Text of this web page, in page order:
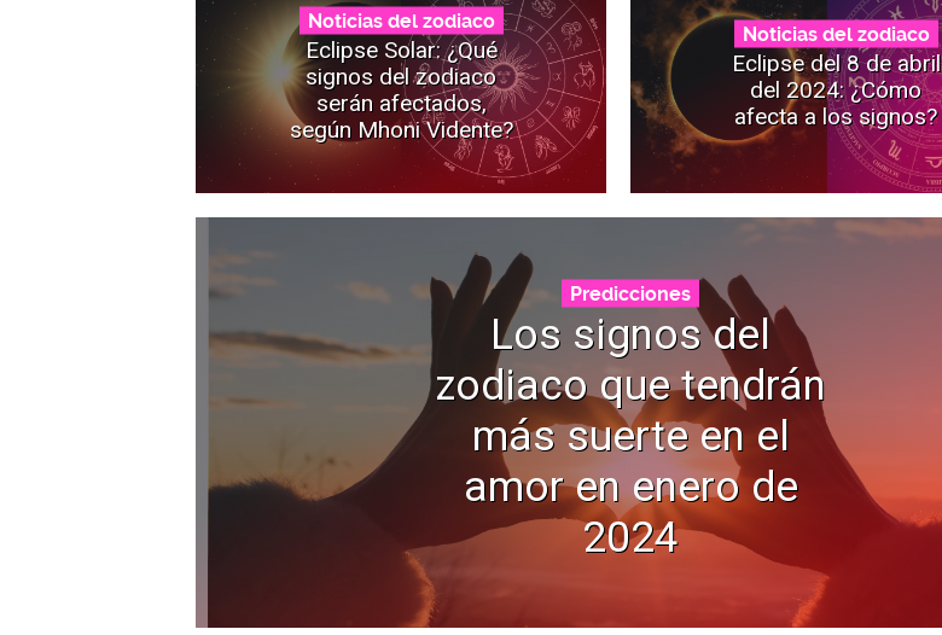
Noticias del zodiaco
Eclipse Solar: ¿Qué
signos del zodiaco
serán afectados,
según Mhoni Vidente?
Noticias del zodiaco
Eclipse del 8 de abril
del 2024: ¿Cómo
afecta a los signos?
Predicciones
Los signos del
zodiaco que tendrán
más suerte en el
amor en enero de
2024